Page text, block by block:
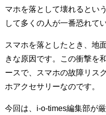
マホを落として壊れるとい
して多くの人が一番恐れて
スマホを落としたとき、地
きな原因です。この衝撃を
ースで、スマホの故障リス
ホアクセサリーなのです。
今回は、i-o-times編集部が